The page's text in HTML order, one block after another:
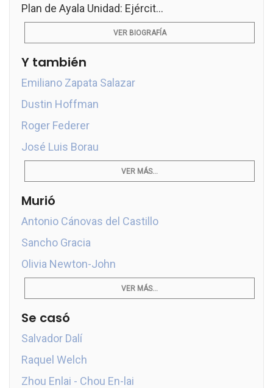
Plan de Ayala Unidad: Ejércit...
VER BIOGRAFÍA
Y también
Emiliano Zapata Salazar
Dustin Hoffman
Roger Federer
José Luis Borau
VER MÁS...
Murió
Antonio Cánovas del Castillo
Sancho Gracia
Olivia Newton-John
VER MÁS...
Se casó
Salvador Dalí
Raquel Welch
Zhou Enlai - Chou En-lai